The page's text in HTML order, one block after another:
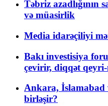
Təbriz azadlığının
və müasirlik
Media idarəçiliyi
Bakı investisiya
çevirir, diqqət
Ankara, İslamabad
birləşir?